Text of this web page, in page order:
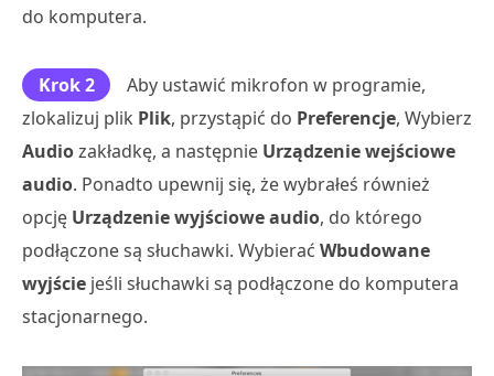
do komputera.
Krok 2
Aby ustawić mikrofon w programie,
zlokalizuj plik Plik, przystąpić do Preferencje, Wybierz
Audiozakładkę, a następnie Urządzenie wejściowe
audio. Ponadto upewnij się, że wybrałeś również
opcję Urządzenie wyjściowe audio, do którego
podłączone są słuchawki. Wybierać Wbudowane
wyjście jeśli słuchawki są podłączone do komputera
stacjonarnego.